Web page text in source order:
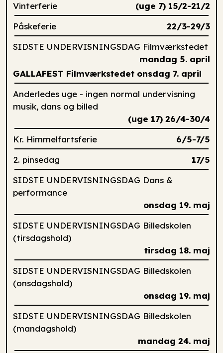
Vinterferie
(uge 7) 15/2-21/2
Påskeferie
22/3-29/3
SIDSTE UNDERVISNINGSDAG Filmværkstedet
mandag 5. april
GALLAFEST Filmværkstedet onsdag 7. april
Anderledes uge - ingen normal undervisning
musik, dans og billed
(uge 17) 26/4-30/4
Kr. Himmelfartsferie
6/5-7/5
2. pinsedag
17/5
SIDSTE UNDERVISNINGSDAG Dans &
performance
onsdag 19. maj
SIDSTE UNDERVISNINGSDAG Billedskolen
(tirsdagshold)
tirsdag 18. maj
SIDSTE UNDERVISNINGSDAG Billedskolen
(onsdagshold)
onsdag 19. maj
SIDSTE UNDERVISNINGSDAG Billedskolen
(mandagshold)
mandag 24. maj